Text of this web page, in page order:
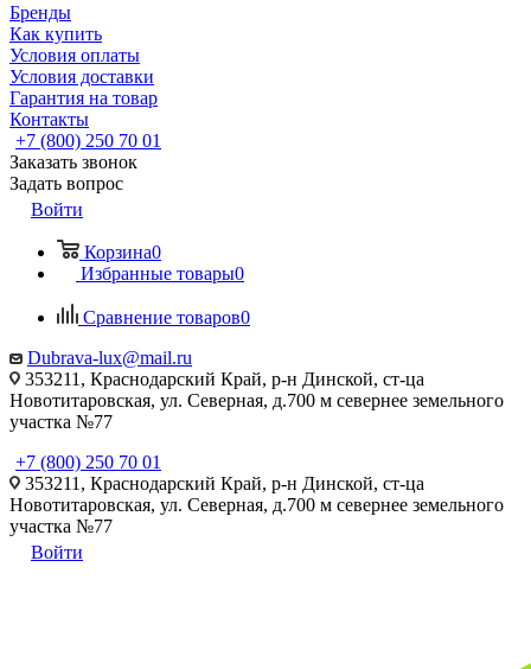
Бренды
Как купить
Условия оплаты
Условия доставки
Гарантия на товар
Контакты
+7 (800) 250 70 01
Заказать звонок
Задать вопрос
Войти
Корзина0
Избранные товары0
Сравнение товаров0
Dubrava-lux@mail.ru
353211, Краснодарский Край, р-н Динской, ст-ца
Новотитаровская, ул. Северная, д.700 м севернее земельного
участка №77
+7 (800) 250 70 01
353211, Краснодарский Край, р-н Динской, ст-ца
Новотитаровская, ул. Северная, д.700 м севернее земельного
участка №77
Войти